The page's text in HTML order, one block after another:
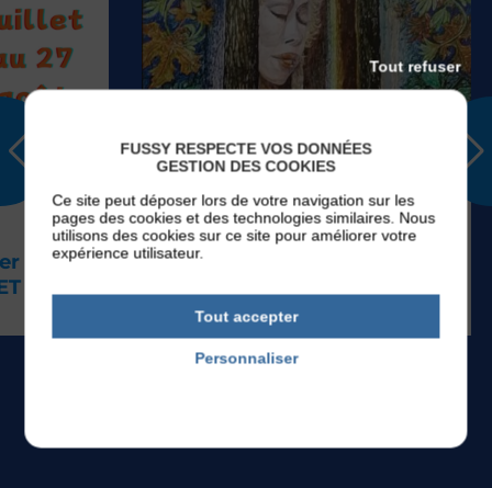
EVÉNEMENTS
DuMardi 01 Sep 2026
auSamedi 26 Sep 2026
Exposition Marcel
FUSSY RESPECTE VOS DONNÉES
GESTION DES COOKIES
Ce site peut déposer lors de votre navigation sur les
pages des cookies et des technologies similaires. Nous
utilisons des cookies sur ce site pour améliorer votre
expérience utilisateur.
Tout accepter
Tout refuser
Personnaliser